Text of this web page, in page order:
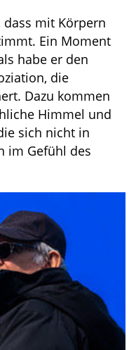
dass mit Körpern
Ein Moment
habe er den
die
Dazu kommen
Himmel und
sich nicht in
im Gefühl des